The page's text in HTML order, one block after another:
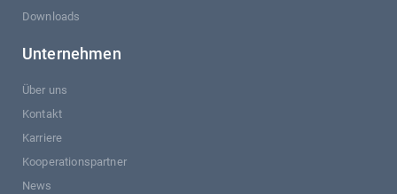
Downloads
Unternehmen
Über uns
Kontakt
Karriere
Kooperationspartner
News